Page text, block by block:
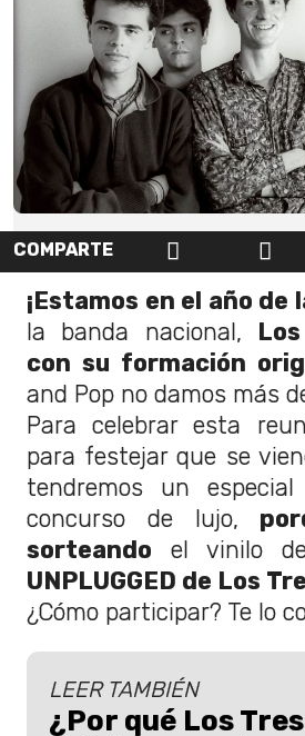
COMPARTE
¡Estamos en el año de
la banda nacional,
con su formación
and Pop no damos más
Para celebrar esta
para festejar que se
tendremos un
concurso de lujo,
sorteando el vinilo
UNPLUGGED de Los
¿Cómo participar? Te lo
LEER TAMBIÉN
¿Por qué Los